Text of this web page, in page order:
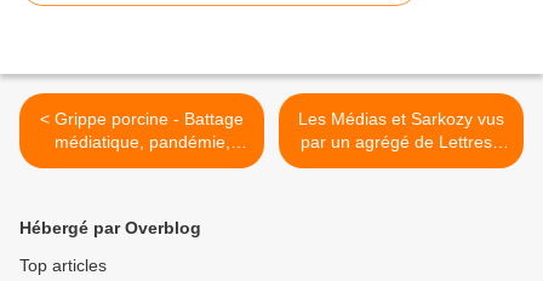
< Grippe porcine - Battage
médiatique, pandémie,
fantasmes...
Les Médias et Sarkozy vus
par un agrégé de Lettres -
Merci Bayrou ! >
Hébergé par Overblog
Top articles